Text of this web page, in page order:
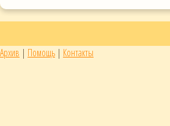
Архив | Помощь | Контакты